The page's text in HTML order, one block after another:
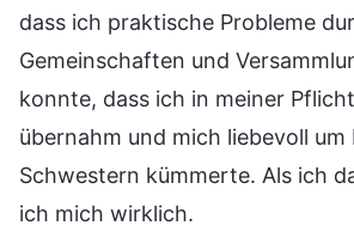
dass ich praktische Probleme
Gemeinschaften und
konnte, dass ich in meiner
übernahm und mich liebevoll um
Schwestern kümmerte. Als ich
ich mich wirklich.